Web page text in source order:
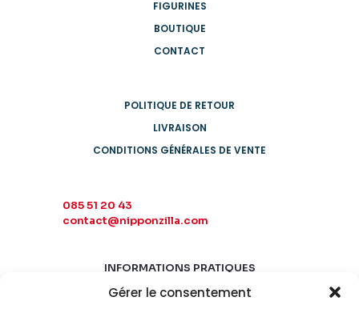
Gérer le consentement
FIGURINES
BOUTIQUE
CONTACT
POLITIQUE DE RETOUR
LIVRAISON
CONDITIONS GÉNÉRALES DE VENTE
085 51 20 43
contact@nipponzilla.com
INFORMATIONS PRATIQUES
MARDI-SAMEDI